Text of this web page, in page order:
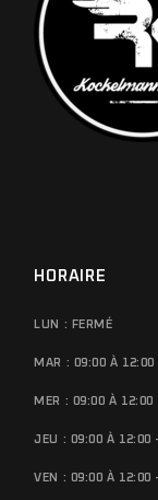
HORAIRE
LUN : FERMÉ
MAR : 09:00 À
MER : 09:00 À
JEU : 09:00 À 12:00
VEN : 09:00 À 12:00